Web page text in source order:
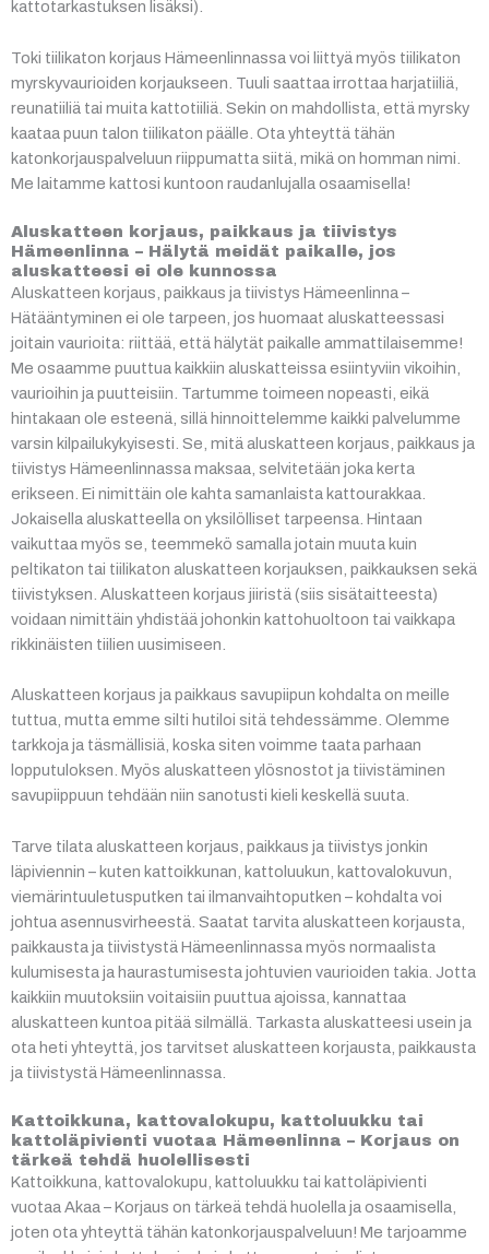
kattotarkastuksen lisäksi).
Toki tiilikaton korjaus Hämeenlinnassa voi liittyä myös tiilikaton
myrskyvaurioiden korjaukseen. Tuuli saattaa irrottaa harjatiiliä,
reunatiiliä tai muita kattotiiliä. Sekin on mahdollista, että myrsky
kaataa puun talon tiilikaton päälle. Ota yhteyttä tähän
katonkorjauspalveluun riippumatta siitä, mikä on homman nimi.
Me laitamme kattosi kuntoon raudanlujalla osaamisella!
Aluskatteen korjaus, paikkaus ja tiivistys
Hämeenlinna – Hälytä meidät paikalle, jos
aluskatteesi ei ole kunnossa
Aluskatteen korjaus, paikkaus ja tiivistys Hämeenlinna –
Hätääntyminen ei ole tarpeen, jos huomaat aluskatteessasi
joitain vaurioita: riittää, että hälytät paikalle ammattilaisemme!
Me osaamme puuttua kaikkiin aluskatteissa esiintyviin vikoihin,
vaurioihin ja puutteisiin. Tartumme toimeen nopeasti, eikä
hintakaan ole esteenä, sillä hinnoittelemme kaikki palvelumme
varsin kilpailukykyisesti. Se, mitä aluskatteen korjaus, paikkaus ja
tiivistys Hämeenlinnassa maksaa, selvitetään joka kerta
erikseen. Ei nimittäin ole kahta samanlaista kattourakkaa.
Jokaisella aluskatteella on yksilölliset tarpeensa. Hintaan
vaikuttaa myös se, teemmekö samalla jotain muuta kuin
peltikaton tai tiilikaton aluskatteen korjauksen, paikkauksen sekä
tiivistyksen. Aluskatteen korjaus jiiristä (siis sisätaitteesta)
voidaan nimittäin yhdistää johonkin kattohuoltoon tai vaikkapa
rikkinäisten tiilien uusimiseen.
Aluskatteen korjaus ja paikkaus savupiipun kohdalta on meille
tuttua, mutta emme silti hutiloi sitä tehdessämme. Olemme
tarkkoja ja täsmällisiä, koska siten voimme taata parhaan
lopputuloksen. Myös aluskatteen ylösnostot ja tiivistäminen
savupiippuun tehdään niin sanotusti kieli keskellä suuta.
Tarve tilata aluskatteen korjaus, paikkaus ja tiivistys jonkin
läpiviennin – kuten kattoikkunan, kattoluukun, kattovalokuvun,
viemärintuuletusputken tai ilmanvaihtoputken – kohdalta voi
johtua asennusvirheestä. Saatat tarvita aluskatteen korjausta,
paikkausta ja tiivistystä Hämeenlinnassa myös normaalista
kulumisesta ja haurastumisesta johtuvien vaurioiden takia. Jotta
kaikkiin muutoksiin voitaisiin puuttua ajoissa, kannattaa
aluskatteen kuntoa pitää silmällä. Tarkasta aluskatteesi usein ja
ota heti yhteyttä, jos tarvitset aluskatteen korjausta, paikkausta
ja tiivistystä Hämeenlinnassa.
Kattoikkuna, kattovalokupu, kattoluukku tai
kattoläpivienti vuotaa Hämeenlinna – Korjaus on
tärkeä tehdä huolellisesti
Kattoikkuna, kattovalokupu, kattoluukku tai kattoläpivienti
vuotaa Akaa – Korjaus on tärkeä tehdä huolella ja osaamisella,
joten ota yhteyttä tähän katonkorjauspalveluun! Me tarjoamme